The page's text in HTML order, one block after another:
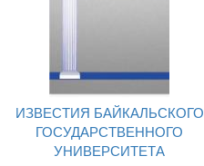
ИЗВЕСТИЯ БАЙКАЛЬСКОГО
ГОСУДАРСТВЕННОГО
УНИВЕРСИТЕТА